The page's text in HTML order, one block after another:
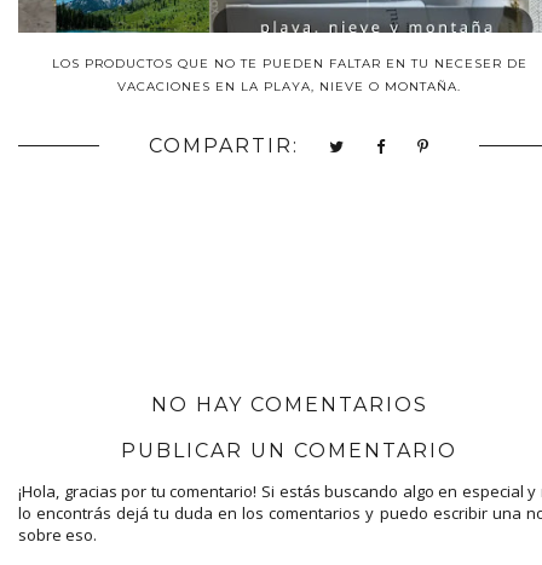
LOS PRODUCTOS QUE NO TE PUEDEN FALTAR EN TU NECESER DE
VACACIONES EN LA PLAYA, NIEVE O MONTAÑA.
COMPARTIR:
NO HAY COMENTARIOS
PUBLICAR UN COMENTARIO
¡Hola, gracias por tu comentario! Si estás buscando algo en especial y
lo encontrás dejá tu duda en los comentarios y puedo escribir una
sobre eso.